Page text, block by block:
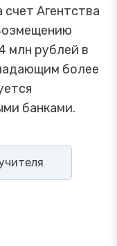
Агентства
млн рублей в
более
банками.